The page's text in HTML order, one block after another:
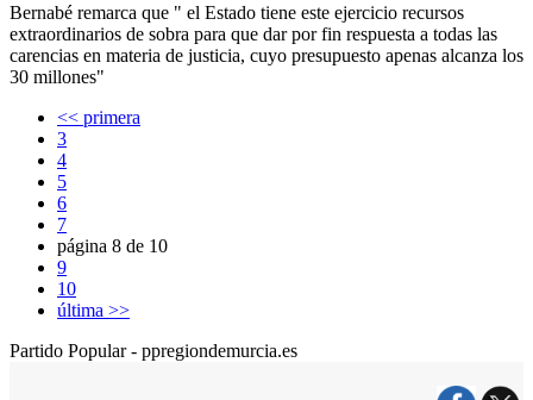
Bernabé remarca que " el Estado tiene este ejercicio recursos
extraordinarios de sobra para que dar por fin respuesta a todas las
carencias en materia de justicia, cuyo presupuesto apenas alcanza los
30 millones"
<< primera
3
4
5
6
7
página 8 de 10
9
10
última >>
Partido Popular - ppregiondemurcia.es